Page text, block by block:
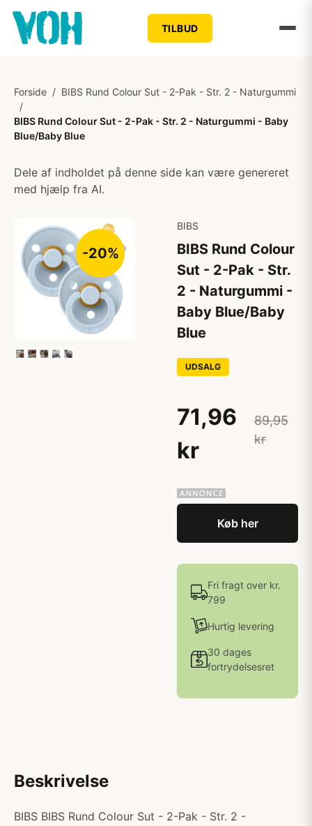
TILBUD
Forside / BIBS Rund Colour Sut - 2-Pak - Str. 2 - Naturgummi
/
BIBS Rund Colour Sut - 2-Pak - Str. 2 - Naturgummi - Baby
Blue/Baby Blue
Dele af indholdet på denne side kan være genereret
med hjælp fra AI.
-20%
BIBS
BIBS Rund Colour
Sut - 2-Pak - Str.
2 - Naturgummi -
Baby Blue/Baby
Blue
UDSALG
71,96
kr
89,95
kr
Køb her
Fri fragt over kr.
799
Hurtig levering
30 dages
fortrydelsesret
Beskrivelse
BIBS BIBS Rund Colour Sut - 2-Pak - Str. 2 -